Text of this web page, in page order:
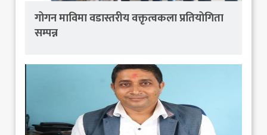
गोगन माविमा वडास्तरीय वक्तृत्वकला प्रतियोगिता
सम्पन्न